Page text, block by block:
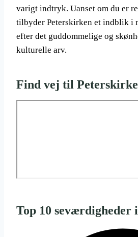
varigt indtryk. Uanset om du er
tilbyder Peterskirken et indblik i
efter det guddommelige og
kulturelle arv.
Find vej til
Top 10 seværdigheder